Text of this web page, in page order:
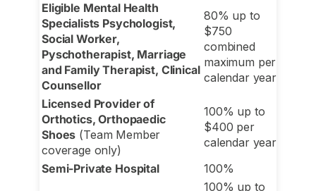
Eligible Mental Health
Specialists Psychologist,
Social Worker,
Pyschotherapist, Marriage
and Family Therapist, Clinical
Counsellor
80% up to
$750
combined
maximum per
calendar year
Licensed Provider of
Orthotics, Orthopaedic
Shoes (Team Member
coverage only)
100% up to
$400 per
calendar year
Semi-Private Hospital
100%
100% up to